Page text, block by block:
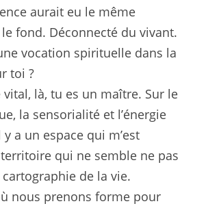
aurait eu le même
fond. Déconnecté du vivant.
vocation spirituelle dans la
toi ?
là, tu es un maître. Sur le
la sensorialité et l’énergie
a un espace qui m’est
qui ne semble ne pas
de la vie.
nous prenons forme pour